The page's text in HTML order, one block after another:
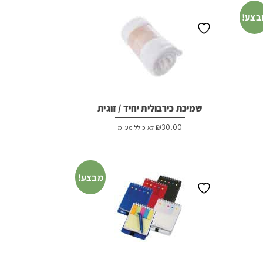
שמיכת כירבולית יחיד / זוגית
₪30.00 לא כולל מע"מ
מבצע!